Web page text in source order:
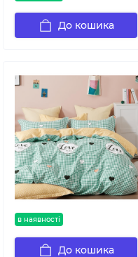
До кошика
в наявності
До кошика